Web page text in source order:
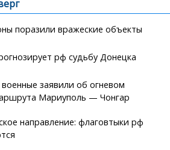
поразили вражеские объекты
рф судьбу Донецка
заявили об огневом
Мариуполь — Чонгар
направление: флаговтыки рф